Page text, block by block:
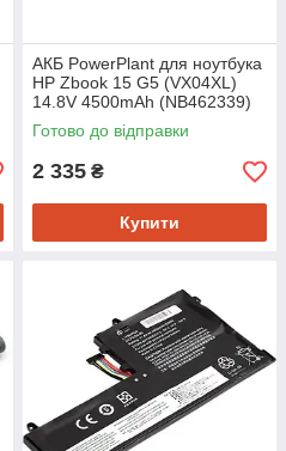
АКБ PowerPlant для ноутбука
HP Zbook 15 G5 (VX04XL)
14.8V 4500mAh (NB462339)
Готово до відправки
2 335 ₴
Купити